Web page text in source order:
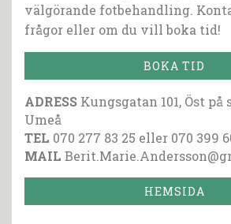
välgörande fotbehandling.
frågor eller om du vill boka tid!
BOKA TID
ADRESS Kungsgatan 101, Öst på
Umeå
TEL 070 277 83 25 eller 070 399
MAIL
HEMSIDA